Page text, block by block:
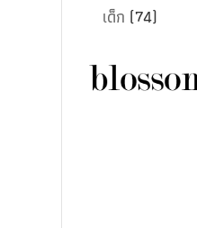
เด็ก (74)